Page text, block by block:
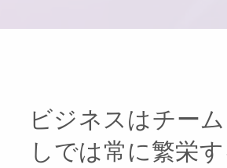
ビジネスはチー
しでは常に繁栄